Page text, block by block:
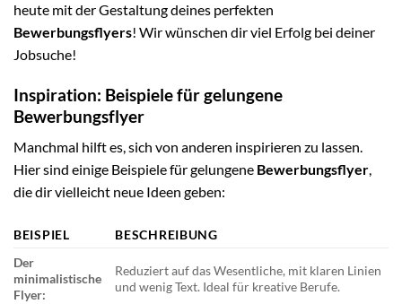
heute mit der Gestaltung deines perfekten
Bewerbungsflyers! Wir wünschen dir viel Erfolg bei deiner
Jobsuche!
Inspiration: Beispiele für gelungene
Bewerbungsflyer
Manchmal hilft es, sich von anderen inspirieren zu lassen.
Hier sind einige Beispiele für gelungene Bewerbungsflyer,
die dir vielleicht neue Ideen geben:
BEISPIEL
BESCHREIBUNG
Der
minimalistische
Flyer:
Reduziert auf das Wesentliche, mit klaren Linien
und wenig Text. Ideal für kreative Berufe.